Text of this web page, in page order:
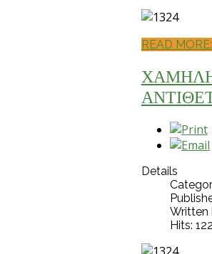
READ
Details
Written
Hits: